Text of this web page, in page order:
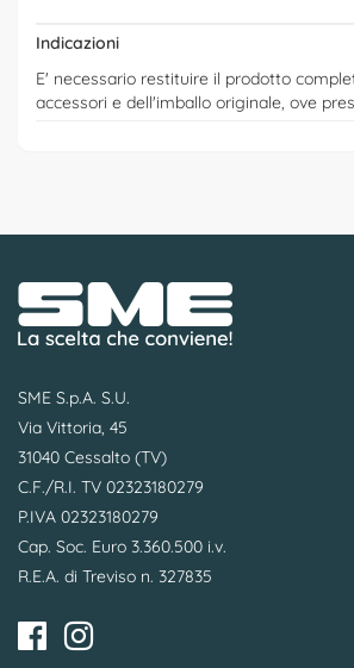
Indicazioni
E' necessario restituire il prodotto
accessori e dell'imballo originale, ove
SME S.p.A. S.U.
Via Vittoria, 45
31040 Cessalto (TV)
C.F./R.I. TV 02323180279
P.IVA 02323180279
Cap. Soc. Euro 3.360.500 i.v.
R.E.A. di Treviso n. 327835